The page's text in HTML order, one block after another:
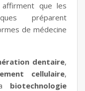
que les
préparent
de médecine
dentaire,
cellulaire,
biotechnologie